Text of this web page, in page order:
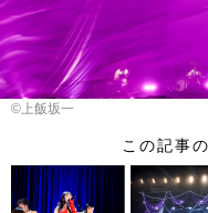
©︎上飯坂一
この記事